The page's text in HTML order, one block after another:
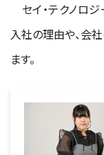
セイ・テクノロ
入社の理由や、会
ます。